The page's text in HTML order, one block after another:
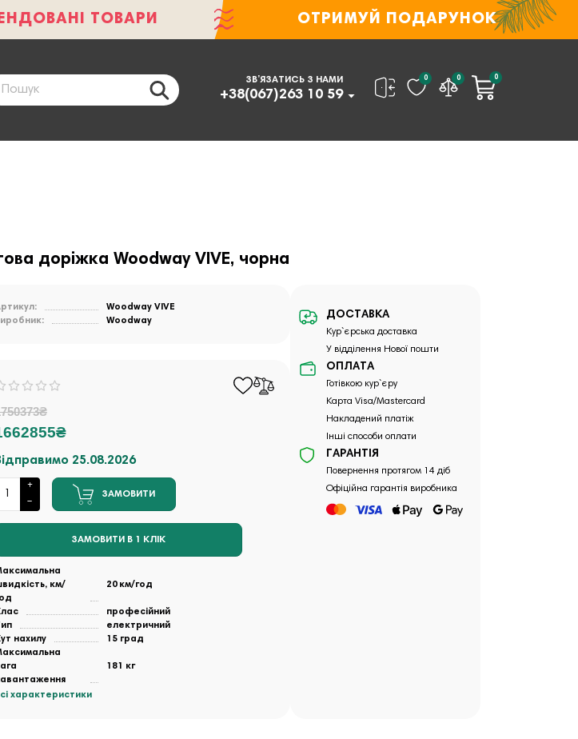
ТОВАРИ ОТРИМУЙ ПОДАРУНОК
ЗВ’ЯЗАТИСЬ З НАМИ
+38(067)263 10 59
0 0 0
доріжка Woodway VIVE, чорна
Woodway VIVE
Woodway
25.08.2026
ЗАМОВИТИ
ЗАМОВИТИ В 1 КЛІК
км/
20 км/год
професійний
електричний
нахилу
15 град
181 кг
характеристики
ДОСТАВКА
Кур`єрська доставка
У відділення Нової пошти
ОПЛАТА
Готівкою кур`єру
Карта Visa/Mastercard
Накладений платіж
Інші способи оплати
ГАРАНТІЯ
Повернення протягом 14 діб
Офіційна гарантія виробника